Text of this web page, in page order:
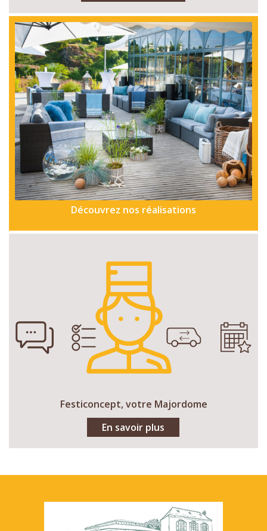
Découvrez nos réalisations
Festiconcept, votre Majordome
En savoir plus